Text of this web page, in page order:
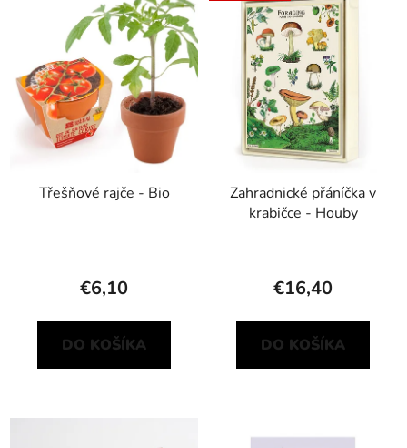
Třešňové rajče - Bio
€6,10
DO KOŠÍKA
Zahradnické přáníčka v
krabičce - Houby
€16,40
DO KOŠÍKA